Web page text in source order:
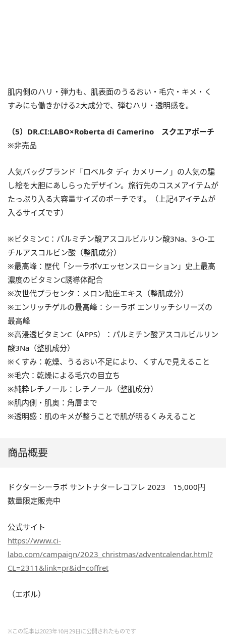
肌内側のハリ・弾力も、肌表面のうるおい・毛穴・キメ・く
すみにも働きかける2大成分で、弾むハリ・透明感を。
（5）DR.CI:LABO×Roberta di Camerino スクエアポーチ
※非売品
人気バッグブランド「ロベルタ ディ カメリーノ」の人気の騙
し絵を大胆にあしらったデザイン。旅行先のコスメアイテムが
たっぷり入る大容量サイズのポーチです。（上記4アイテムが
入るサイズです）
※ビタミンC：パルミチン酸アスコルビルリン酸3Na、3-O-エ
チルアスコルビン酸（整肌成分）
※最高峰：歴代「シーラボVエッセンスローション」史上最高
濃度のビタミンC誘導体配合
※次世代プラセンタ：メロン胎座エキス（整肌成分）
※エンリッチゲルの最高峰：シーラボ エンリッチシリーズの
最高峰
※高浸透ビタミンC（APPS）：パルミチン酸アスコルビルリン
酸3Na（整肌成分）
※くすみ：乾燥、うるおい不足により、くすんで見えること
※毛穴：乾燥による毛穴の目立ち
※純粋レチノール：レチノール（整肌成分）
※肌内側・肌奥：角層まで
※透明感：肌のキメが整うことで肌が明るくみえること
商品概要
ドクターシーラボ サントナターレコフレ 2023 15,000円
数量限定販売中
公式サイト
https://www.ci-
labo.com/campaign/2023_christmas/adventcalendar.html?
CL=2311&link=pr&id=coffret
（エボル）
※この記事は2023年10月29日に公開されたものです